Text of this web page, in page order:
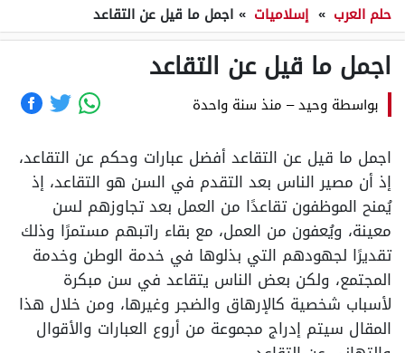
حلم العرب » إسلاميات » اجمل ما قيل عن التقاعد
اجمل ما قيل عن التقاعد
بواسطة وحيد– منذ سنة واحدة
اجمل ما قيل عن التقاعد أفضل عبارات وحكم عن التقاعد،
إذ أن مصير الناس بعد التقدم في السن هو التقاعد، إذ
يُمنح الموظفون تقاعدًا من العمل بعد تجاوزهم لسن
معينة، ويُعفون من العمل، مع بقاء راتبهم مستمرًا وذلك
تقديرًا لجهودهم التي بذلوها في خدمة الوطن وخدمة
المجتمع، ولكن بعض الناس يتقاعد في سن مبكرة
لأسباب شخصية كالإرهاق والضجر وغيرها، ومن خلال هذا
المقال سيتم إدراج مجموعة من أروع العبارات والأقوال